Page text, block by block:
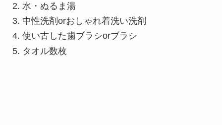
水・ぬるま湯
中性洗剤orおしゃれ着洗い洗剤
使い古した歯ブラシorブラシ
タオル数枚